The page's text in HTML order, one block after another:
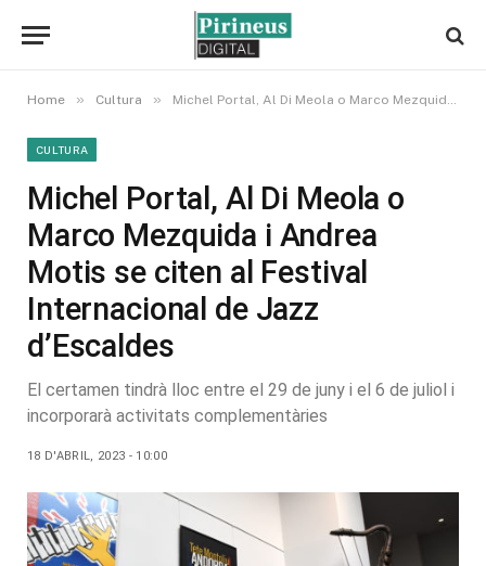
Home » Cultura » Michel Portal, Al Di Meola o Marco Mezquida i Andrea Motis se citen al Festival Internacional de Jazz d’Escaldes
CULTURA
Michel Portal, Al Di Meola o
Marco Mezquida i Andrea
Motis se citen al Festival
Internacional de Jazz
d’Escaldes
El certamen tindrà lloc entre el 29 de juny i el 6 de juliol i
incorporarà activitats complementàries
18 D'ABRIL, 2023 - 10:00